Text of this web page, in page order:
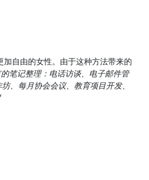
自由的女性。由于这种方法带来的
笔记整理：电话访谈、电子邮件管
、每月协会会议、教育项目开发、